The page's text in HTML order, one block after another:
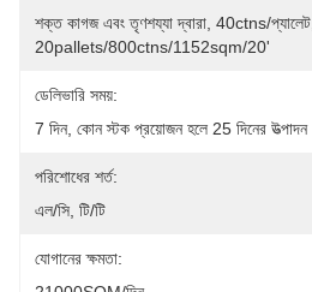
শক্ত কাগজ এবং তৃণশয্যা দ্বারা, 40ctns/প্যালেট,
20pallets/800ctns/1152sqm/20'
ডেলিভারি সময়:
7 দিন, কোন স্টক প্রয়োজন হলে 25 দিনের উত্পাদন
পরিশোধের শর্ত:
এল/সি, টি/টি
যোগানের ক্ষমতা: